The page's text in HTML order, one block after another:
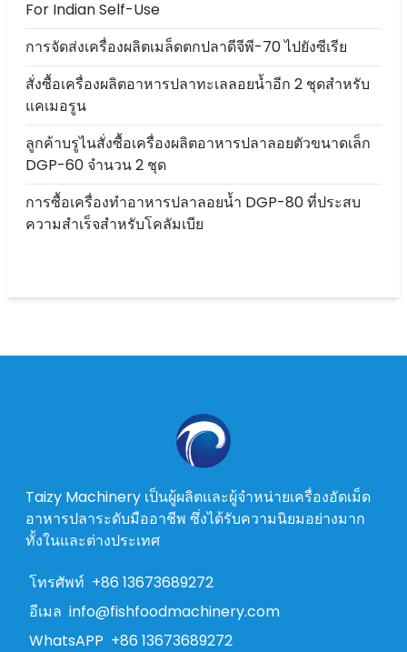
For Indian Self-Use
การจัดส่งเครื่องผลิตเมล็ดตกปลาดีจีพี-70 ไปยังซีเรีย
สั่งซื้อเครื่องผลิตอาหารปลาทะเลลอยน้ำอีก 2 ชุดสำหรับ
แคเมอรูน
ลูกค้าบรูไนสั่งซื้อเครื่องผลิตอาหารปลาลอยตัวขนาดเล็ก
DGP-60 จำนวน 2 ชุด
การซื้อเครื่องทำอาหารปลาลอยน้ำ DGP-80 ที่ประสบ
ความสำเร็จสำหรับโคลัมเบีย
Taizy Machinery เป็นผู้ผลิตและผู้จำหน่ายเครื่องอัดเม็ด
อาหารปลาระดับมืออาชีพ ซึ่งได้รับความนิยมอย่างมาก
ทั้งในและต่างประเทศ
โทรศัพท์ +86 13673689272
อีเมล info@fishfoodmachinery.com
WhatsAPP +86 13673689272